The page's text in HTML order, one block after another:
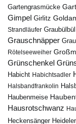
Gartengrasmücke
Gimpel Girlitz
Strandläufer Graubülbül
Grauschnäpper
Rötelseeweiher
Grünschenkel
Habicht Habichtsadler
Halsbandfrankolin
Haubenmeise
Hausrotschwanz
Heckensänger